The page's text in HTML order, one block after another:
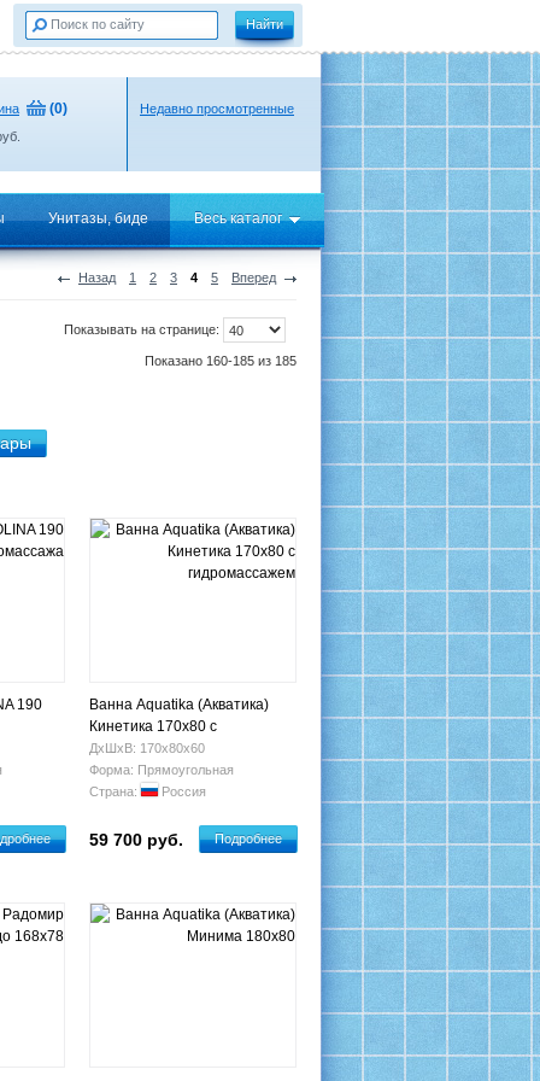
(0) Недавно просмотренные
Унитазы, биде Весь каталог
Назад 1 2 3 4 5 Вперед
Показывать на странице:
Показано 160-185 из 185
190
Ванна Aquatika (Акватика)
Кинетика 170х80 с
гидромассажем
ДхШхВ: 170х80х60
Форма: Прямоугольная
Страна:
Россия
59 700 руб. Подробнее